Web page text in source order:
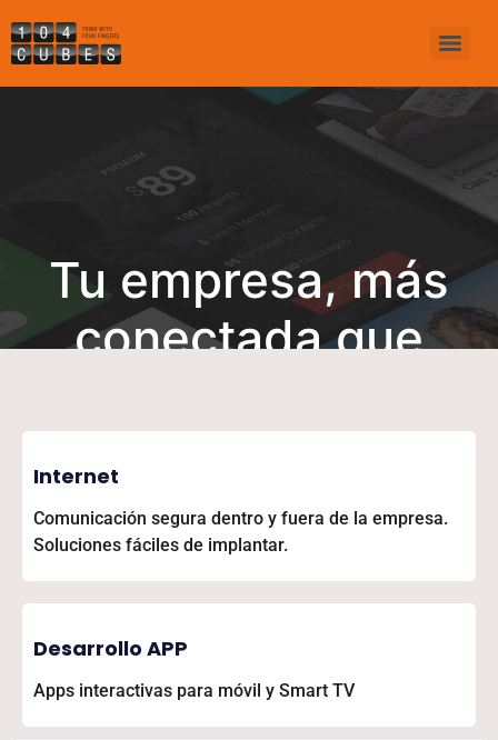
Tu empresa, más
conectada que
Internet
Comunicación segura dentro y fuera de la empresa.
Soluciones fáciles de implantar.
Desarrollo APP
Apps interactivas para móvil y Smart TV